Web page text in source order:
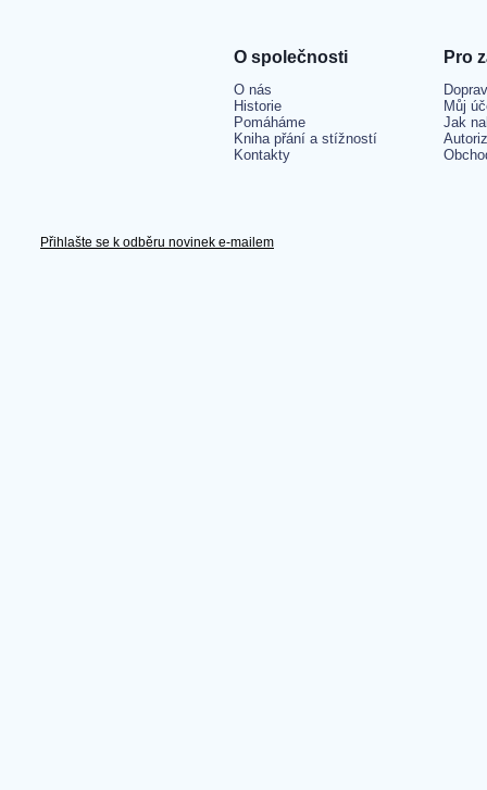
O společnosti
O nás
Historie
Pomáháme
Kniha přání a stížností
Kontakty
Pro
Můj
Jak
Přihlašte se k odběru novinek e-mailem